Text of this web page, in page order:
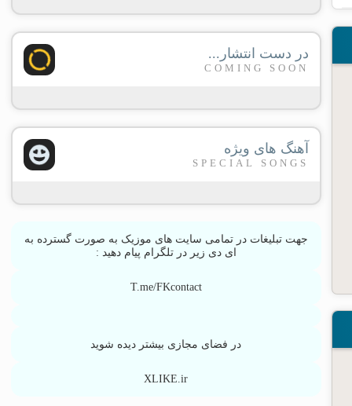
در دست انتشار...
COMING SOON
آهنگ های ویژه
SPECIAL SONGS
جهت تبلیغات در تمامی سایت های موزیک به صورت گسترده به
ای دی زیر در تلگرام پیام دهید :
T.me/FKcontact
در فضای مجازی بیشتر دیده شوید
XLIKE.ir